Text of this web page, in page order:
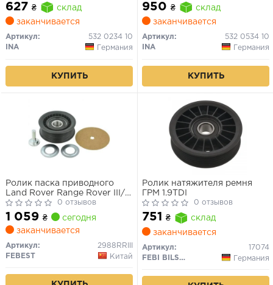
627 ₴
склад
заканчивается
Артикул:
532 0234 10
INA
Германия
КУПИТЬ
950 ₴
склад
заканчивается
Артикул:
532 0534 10
INA
Германия
КУПИТЬ
Ролик паска приводного
Land Rover Range Rover III/
Range Rover Sport 4.4Td-
5.0V8 04.09-
0 отзывов
1 059 ₴
сегодня
заканчивается
Артикул:
2988RRIII
FEBEST
Китай
Ролик натяжителя ремня
ГРМ 1.9TDI
0 отзывов
751 ₴
склад
заканчивается
Артикул:
17074
FEBI BILSTEIN
Германия